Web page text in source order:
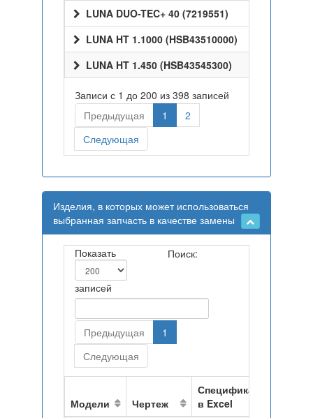
LUNA DUO-TEC+ 40 (7219551)
LUNA HT 1.1000 (HSB43510000)
LUNA HT 1.450 (HSB43545300)
Записи с 1 до 200 из 398 записей
Предыдущая
1
2
Следующая
Изделия, в которых может использоваться
выбранная запчасть в качестве замены
Показать
записей
Поиск:
Предыдущая
1
Следующая
Модели Чертеж
Спецификация
в Excel